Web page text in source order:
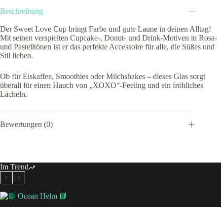
Beschreibung
Der Sweet Love Cup bringt Farbe und gute Laune in deinen Alltag!
Mit seinen verspielten Cupcake-, Donut- und Drink-Motiven in Rosa-
und Pastelltönen ist er das perfekte Accessoire für alle, die Süßes und
Stil lieben.
Ob für Eiskaffee, Smoothies oder Milchshakes – dieses Glas sorgt
überall für einen Hauch von „XOXO“-Feeling und ein fröhliches
Lächeln.
Bewertungen (0)
Im Trend